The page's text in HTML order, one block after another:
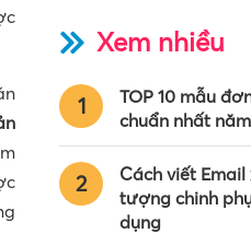
Xem nhiều
1
TOP 10 mẫu
chuẩn nhất
2
Cách viết Email
tượng chinh
dụng